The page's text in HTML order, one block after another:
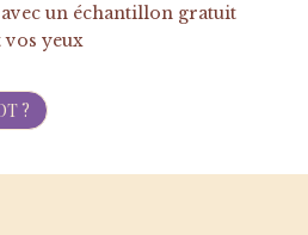
un échantillon gratuit
vos yeux
?